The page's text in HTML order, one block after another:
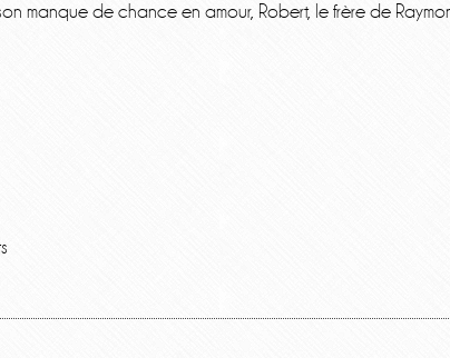
manque de chance en amour, Robert, le frère de